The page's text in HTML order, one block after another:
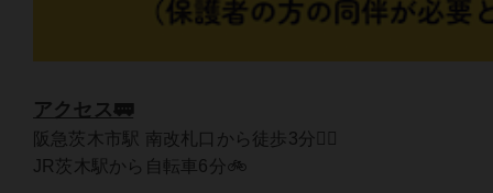
アクセス🚃
阪急茨木市駅 南改札口から徒歩3分🚶‍♀️
JR茨木駅から自転車6分🚲